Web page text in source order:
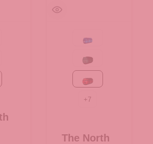
Gold-TNF Black
TNF Black
Active blue
Evergreen-TNF Black
TNF Red-TNF Black
+7
The North